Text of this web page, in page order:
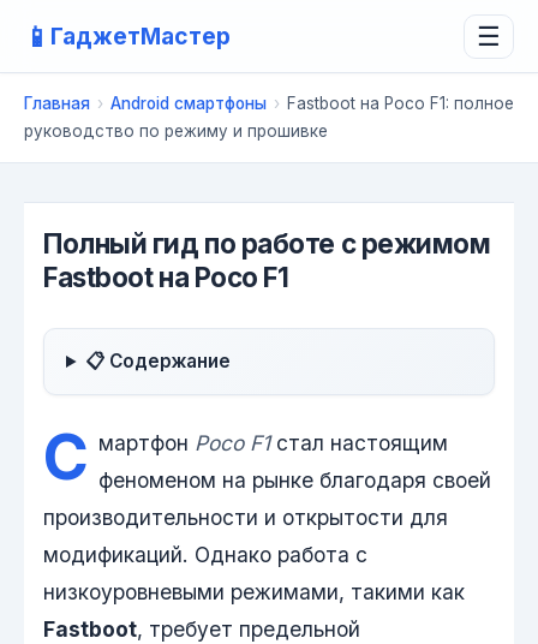
📱 ГаджетМастер ☰
Главная › Android смартфоны › Fastboot на Poco F1: полное
руководство по режиму и прошивке
Полный гид по работе с режимом
Fastboot на Poco F1
📋 Содержание
С мартфон Poco F1стал настоящим
феноменом на рынке благодаря своей
производительности и открытости для
модификаций. Однако работа с
низкоуровневыми режимами, такими как
Fastboot, требует предельной